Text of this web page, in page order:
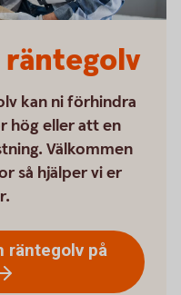
kan ni förhindra
hög eller att en
Välkommen
så hjälper vi er
räntegolv på